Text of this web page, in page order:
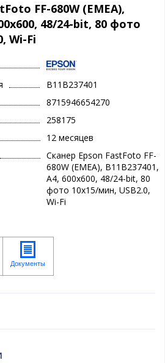
FF-680W (EMEA),
48/24-bit, 80 фото
Wi-Fi
B11B237401
8715946654270
258175
12 месяцев
Сканер Epson FastFoto FF-
680W (EMEA), B11B237401,
A4, 600x600, 48/24-bit, 80
фото 10х15/мин, USB2.0,
Wi-Fi